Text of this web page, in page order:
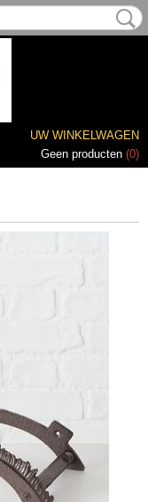
UW WINKELWAGEN
Geen producten (0)